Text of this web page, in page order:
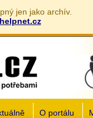
jen jako archív.
O portálu